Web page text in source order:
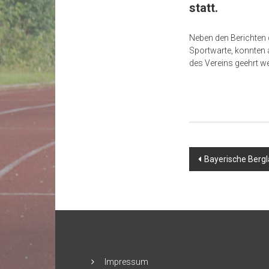
statt.
Neben den
Sportwarte, konnten
des Vereins geehrt
Bayerische
Impressum